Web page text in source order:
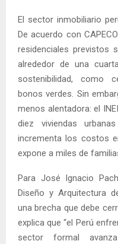
El sector inmobiliario
De acuerdo con
residenciales previstos
alrededor de una
sostenibilidad, como
bonos verdes. Sin
menos alentadora: el
diez viviendas
incrementa los costos
expone a miles de
Para José Ignacio
Diseño y Arquitectura
una brecha que debe
explica que “el Perú
sector formal